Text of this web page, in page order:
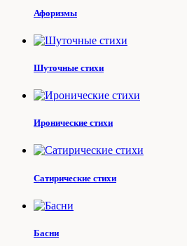
Афоризмы
Шуточные стихи
Иронические стихи
Сатирические стихи
Басни